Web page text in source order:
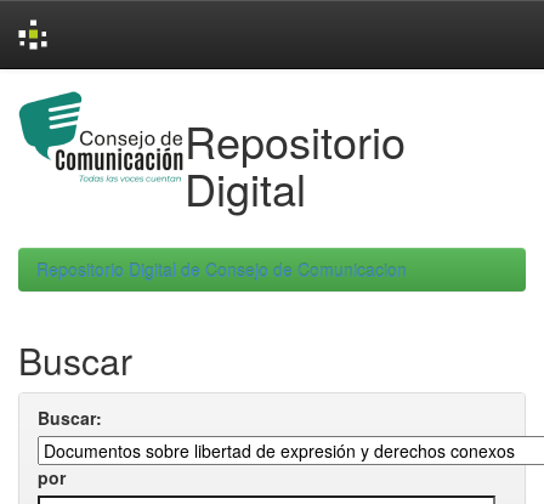
navigation
Repositorio
Digital
Repositorio Digital de Consejo de Comunicacion
Buscar
Buscar:
por